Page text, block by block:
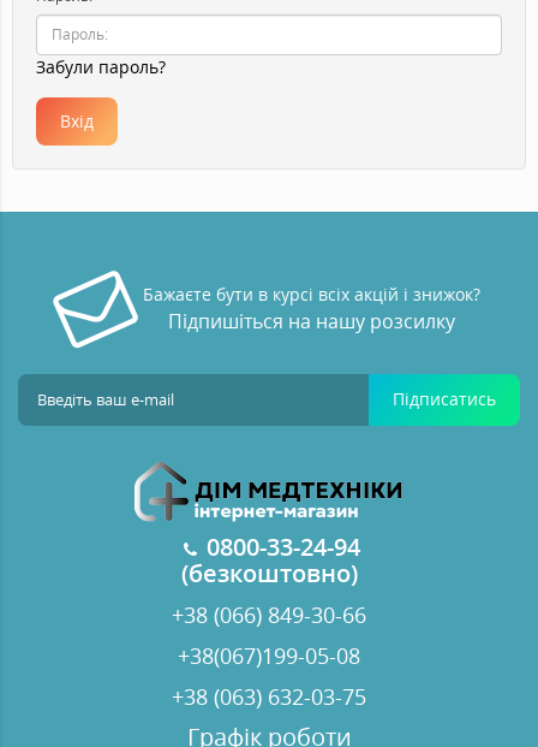
Забули пароль?
Бажаєте бути в курсі всіх акцій і знижок?
Підпишіться на нашу розсилку
Підписатись
0800-33-24-94
(безкоштовно)
+38 (066) 849-30-66
+38(067)199-05-08
+38 (063) 632-03-75
Графік роботи